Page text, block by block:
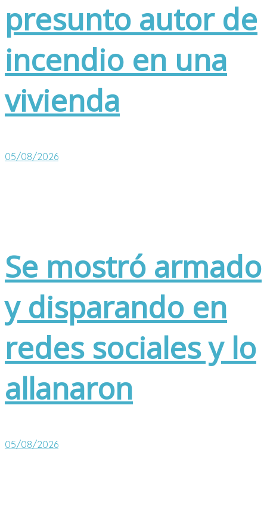
presunto autor de
incendio en una
vivienda
05/08/2026
Se mostró armado
y disparando en
redes sociales y lo
allanaron
05/08/2026